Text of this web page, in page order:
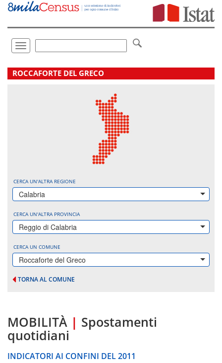
Vai
direttamente
Toggle
navigation
.
ROCCAFORTE DEL GRECO
CERCA UN'ALTRA REGIONE
Calabria
CERCA UN'ALTRA PROVINCIA
Reggio di Calabria
CERCA UN COMUNE
Roccaforte del Greco
TORNA AL COMUNE
MOBILITÀ | Spostamenti
quotidiani
INDICATORI AI CONFINI DEL 2011